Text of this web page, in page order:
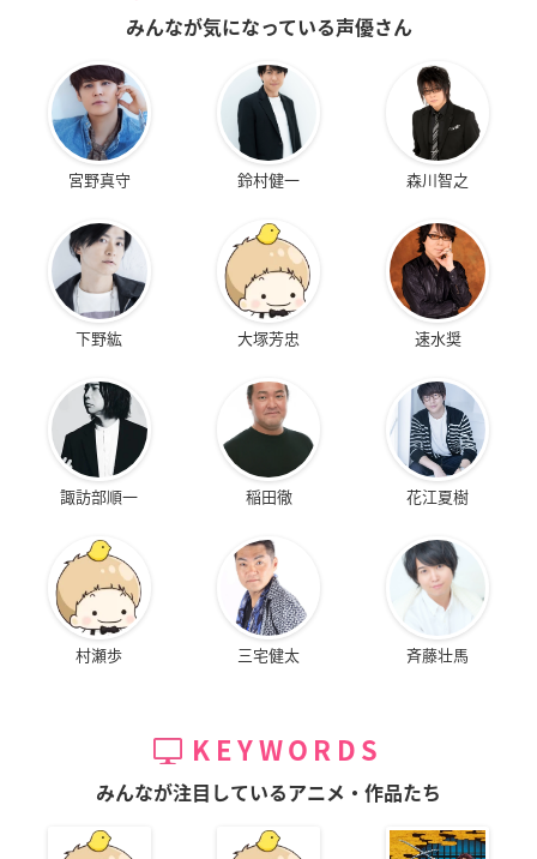
みんなが気になっている声優さん
宮野真守 鈴村健一 森川智之
下野紘 大塚芳忠 速水奨
諏訪部順一 稲田徹 花江夏樹
村瀬歩 三宅健太 斉藤壮馬
KEYWORDS
みんなが注目しているアニメ・作品たち